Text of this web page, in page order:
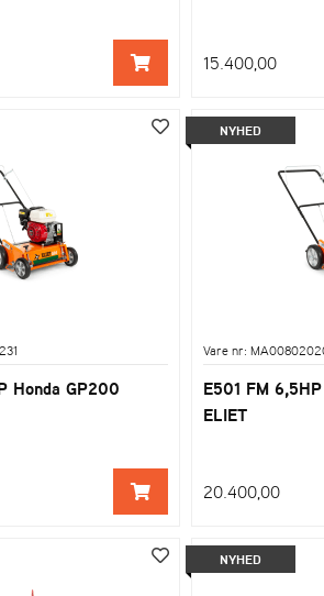
15.400,00
Honda GP200
NYHED
Vare nr:
E501 FM
ELIET
20.400,00
NYHED